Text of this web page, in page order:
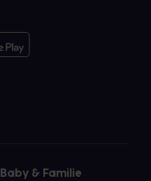
Baby & Familie